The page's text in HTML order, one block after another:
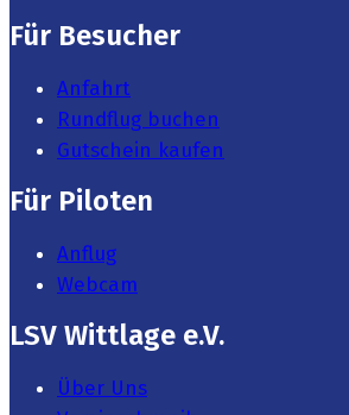
Für Besucher
Anfahrt
Rundflug buchen
Gutschein kaufen
Für Piloten
Anflug
Webcam
LSV Wittlage e.V.
Über Uns